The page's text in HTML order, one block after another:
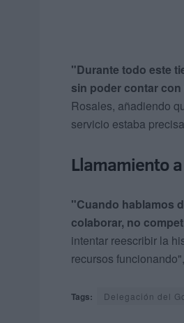
"Durante todo este
sin poder contar
Rosales, añadiendo
servicio estaba
Llamamiento
"Cuando hablamos
colaborar, no
intentar reescribir la
recursos
Tags: Delegación del